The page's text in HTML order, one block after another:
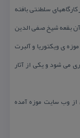
سلطنتی بافته
بقعه شیخ صفی الدین
ی ویكتوریا و آلبرت
می شود و یكی از آثار
وب سایت موزه آمده